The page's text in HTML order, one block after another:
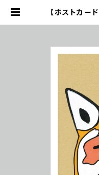
【ポストカー